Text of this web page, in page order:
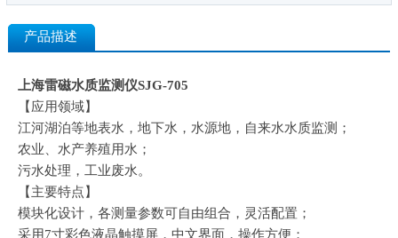
产品描述
上海雷磁水质监测仪SJG-705
【应用领域】
江河湖泊等地表水，地下水，水源地，自来水水质监测；
农业、水产养殖用水；
污水处理，工业废水。
【主要特点】
模块化设计，各测量参数可自由组合，灵活配置；
采用7寸彩色液晶触摸屏，中文界面，操作方便；